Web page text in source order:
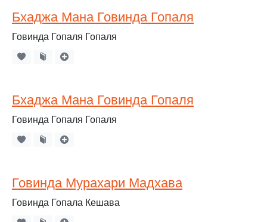
Бхаджа Мана Говинда Гопаля
Говинда Гопаля Гопаля
Бхаджа Мана Говинда Гопаля
Говинда Гопаля Гопаля
Говинда Мурахари Мадхава
Говинда Гопала Кешава